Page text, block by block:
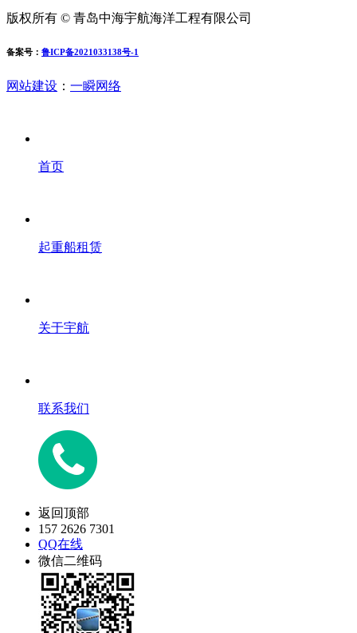
版权所有 © 青岛中海宇航海洋工程有限公司
备案号： 鲁ICP备2021033138号-1
网站建设 ： 一瞬网络
首页
起重船租赁
关于宇航
联系我们
返回顶部
157 2626 7301
QQ在线
微信二维码